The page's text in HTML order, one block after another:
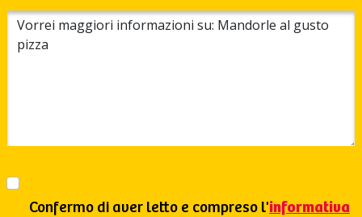
Confermo di aver letto e compreso l'informativa